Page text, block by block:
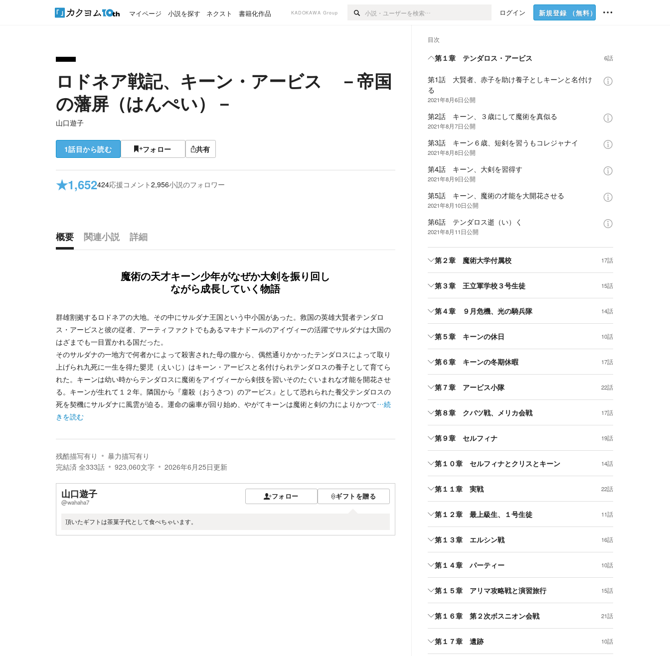
マイページ 小説を探す ネクスト 書籍化作品 KADOKAWA Group ログイン 新規登録 （無料）
ロドネア戦記、キーン・アービス －帝国
の藩屏（はんぺい）－
山口遊子
1話目から読む フォロー 共有
★1,652424応援コメント2,956小説のフォロワー
概要 関連小説
詳細
魔術の天才キーン少年がなぜか大剣を振り回し
ながら成長していく物語
群雄割拠するロドネアの大地。その中にサルダナ王国という中小国があった。救国の英雄大賢者テンダロ
ス・アービスと彼の従者、アーティファクトでもあるマキナドールのアイヴィーの活躍でサルダナは大国の
はざまでも一目置かれる国だった。
そのサルダナの一地方で何者かによって殺害された母の腹から、偶然通りかかったテンダロスによって取り
上げられ九死に一生を得た嬰児（えいじ）はキーン・アービスと名付けられテンダロスの養子として育てら
れた。キーンは幼い時からテンダロスに魔術をアイヴィーから剣技を習いそのたぐいまれな才能を開花させ
る。キーンが生れて１２年。隣国から『鏖殺（おうさつ）のアービス』として恐れられた養父テンダロスの
死を契機にサルダナに風雲が迫る。運命の歯車が回り始め、やがてキーンは魔術と剣の力によりかつて…続
きを読む
残酷描写有り
暴力描写有り
完結済 全333話 923,060文字 2026年6月25日更新
山口遊子
@wahaha7
フォロー ギフトを贈る
頂いたギフトは茶菓子代として食べちゃいます。
目次
第１章 テンダロス・アービス 6話
第1話 大賢者、赤子を助け養子としキーンと名付け
る
2021年8月6日公開
第2話 キーン、３歳にして魔術を真似る
2021年8月7日公開
第3話 キーン６歳、短剣を習うもコレジャナイ
2021年8月8日公開
第4話 キーン、大剣を習得す
2021年8月9日公開
第5話 キーン、魔術の才能を大開花させる
2021年8月10日公開
第6話 テンダロス逝（い）く
2021年8月11日公開
第２章 魔術大学付属校 17話
第３章 王立軍学校３号生徒 15話
第４章 ９月危機、光の騎兵隊 14話
第５章 キーンの休日 10話
第６章 キーンの冬期休暇 17話
第７章 アービス小隊 22話
第８章 クバツ戦、メリカ会戦 17話
第９章 セルフィナ 19話
第１０章 セルフィナとクリスとキーン 14話
第１１章 実戦 22話
第１２章 最上級生、１号生徒 11話
第１３章 エルシン戦 16話
第１４章 パーティー 10話
第１５章 アリマ攻略戦と演習旅行 15話
第１６章 第２次ボスニオン会戦 21話
第１７章 遺跡 10話